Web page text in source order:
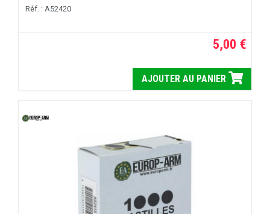
Réf. : A52420
5,00 €
AJOUTER AU PANIER